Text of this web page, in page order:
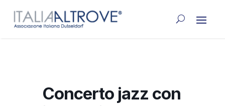
Concerto jazz con